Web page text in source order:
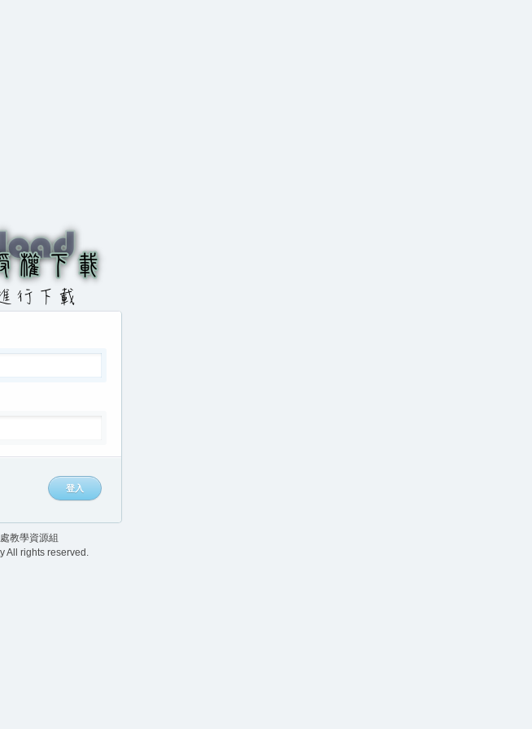
教學資源組
All rights reserved.